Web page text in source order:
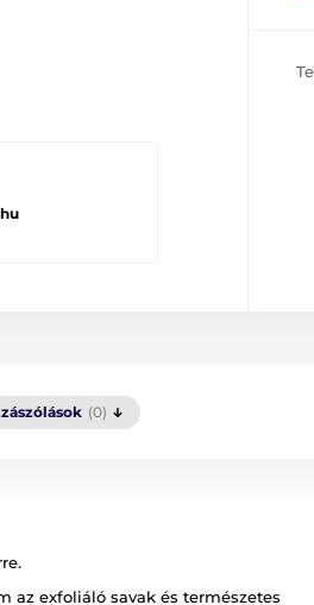
(0)
az exfoliáló savak és természetes